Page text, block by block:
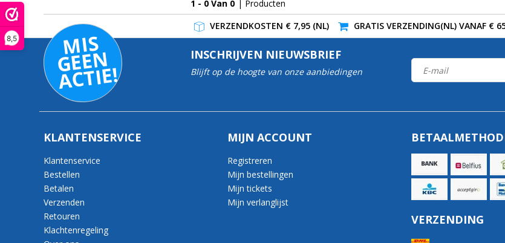
8,5
1 - 0 Van 0 | Producten
VERZENDKOSTEN € 7,95 (NL)
GRATIS VERZENDING(NL) VANAF €
MI
S
G
E
E
N
A
C
TI
E!
INSCHRIJVEN NIEUWSBRIEF
Blijft op de hoogte van onze aanbiedingen
KLANTENSERVICE
Klantenservice
Bestellen
Betalen
Verzenden
Retouren
Klachtenregeling
MIJN ACCOUNT
Registreren
Mijn bestellingen
Mijn tickets
Mijn verlanglijst
VERZENDING